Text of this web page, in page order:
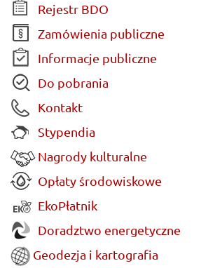
Rejestr BDO
Zamówienia publiczne
Informacje publiczne
Do pobrania
Kontakt
Stypendia
Nagrody kulturalne
Opłaty środowiskowe
EkoPłatnik
Doradztwo energetyczne
Geodezja i kartografia